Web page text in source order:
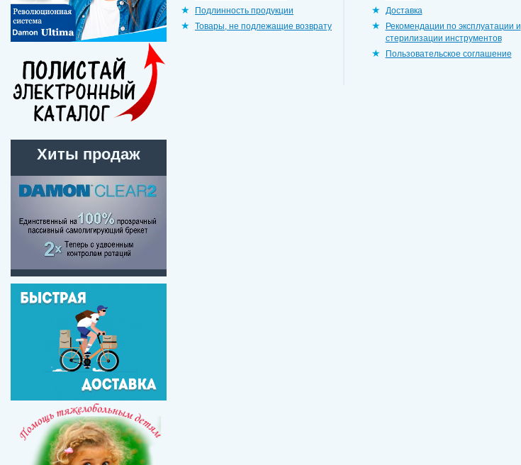
Подлинность продукции
Товары, не подлежащие возврату
Доставка
Рекомендации по эксплуатации и
стерилизации инструментов
Пользовательское соглашение
Хиты продаж